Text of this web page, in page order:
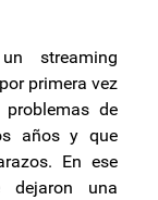
streaming
primera vez
de
años y que
En ese
dejaron una